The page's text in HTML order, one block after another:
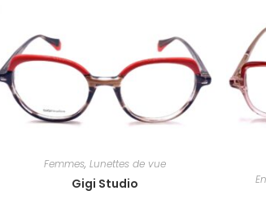
Femmes,Lunettes de vue
Gigi Studio